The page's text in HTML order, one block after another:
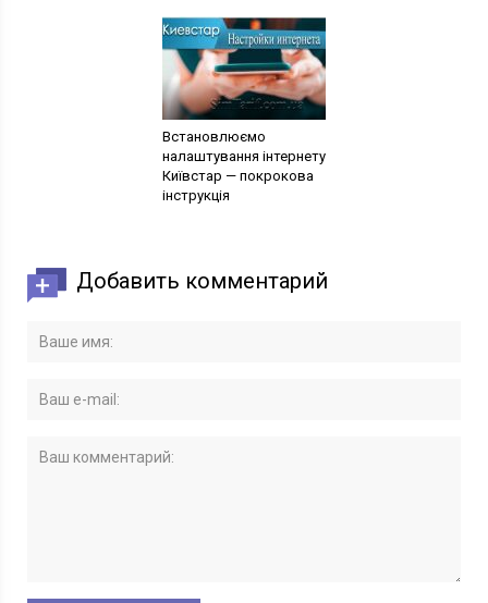
Встановлюємо
налаштування інтернету
Київстар — покрокова
інструкція
Добавить комментарий